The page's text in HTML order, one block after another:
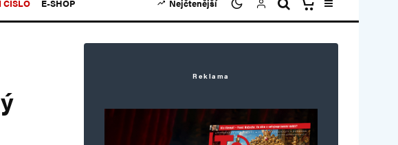
ČÍSLO E-SHOP Nejčtenější
Reklama